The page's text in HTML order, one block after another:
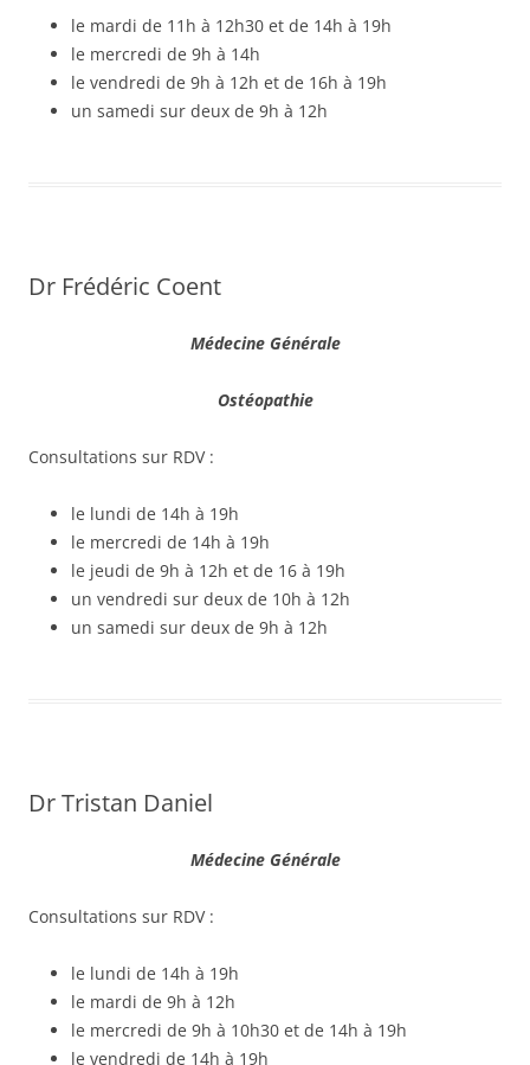
le mardi de 11h à 12h30 et de 14h à 19h
le mercredi de 9h à 14h
le vendredi de 9h à 12h et de 16h à 19h
un samedi sur deux de 9h à 12h
Dr Frédéric Coent
Médecine Générale
Ostéopathie
Consultations sur RDV :
le lundi de 14h à 19h
le mercredi de 14h à 19h
le jeudi de 9h à 12h et de 16 à 19h
un vendredi sur deux de 10h à 12h
un samedi sur deux de 9h à 12h
Dr Tristan Daniel
Médecine Générale
Consultations sur RDV :
le lundi de 14h à 19h
le mardi de 9h à 12h
le mercredi de 9h à 10h30 et de 14h à 19h
le vendredi de 14h à 19h